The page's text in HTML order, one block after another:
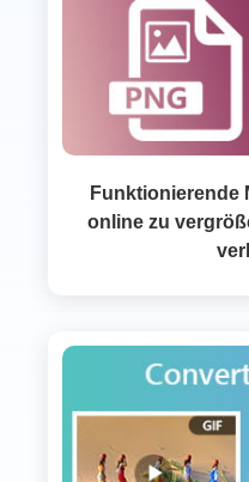
Funktionierende
online zu